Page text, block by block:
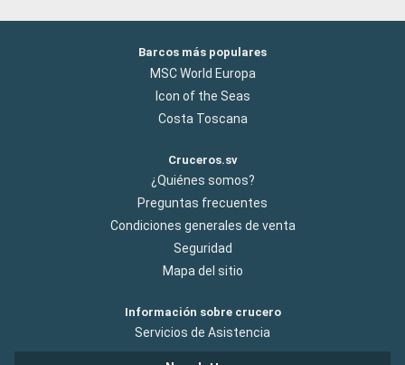
Barcos más populares
MSC World Europa
Icon of the Seas
Costa Toscana
Cruceros.sv
¿Quiénes somos?
Preguntas frecuentes
Condiciones generales de venta
Seguridad
Mapa del sitio
Información sobre crucero
Servicios de Asistencia